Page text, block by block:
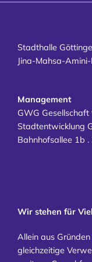
Stadthalle
Jina-Mahsa-
Management
GWG
Stadtentwicklung
Bahnhofsallee 1b
Wir stehen für
Allein aus
gleichzeitige